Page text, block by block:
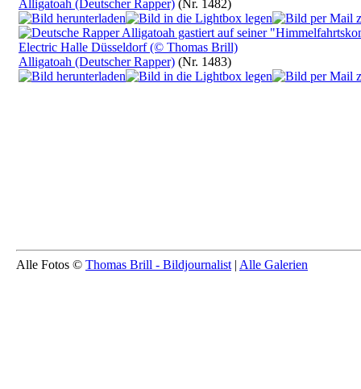
Alligatoah (Deutscher Rapper) (Nr. 1482)
Alligatoah (Deutscher Rapper) (Nr. 1483)
Alle Fotos © Thomas Brill - Bildjournalist | Alle Galerien